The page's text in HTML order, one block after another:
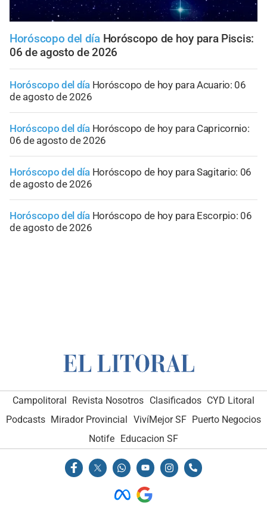
Horóscopo del día Horóscopo de hoy para Piscis:
06 de agosto de 2026
Horóscopo del día Horóscopo de hoy para Acuario: 06
de agosto de 2026
Horóscopo del día Horóscopo de hoy para Capricornio:
06 de agosto de 2026
Horóscopo del día Horóscopo de hoy para Sagitario: 06
de agosto de 2026
Horóscopo del día Horóscopo de hoy para Escorpio: 06
de agosto de 2026
Campolitoral Revista Nosotros Clasificados CYD Litoral
Podcasts Mirador Provincial VivíMejor SF Puerto Negocios
Notife
Educacion SF